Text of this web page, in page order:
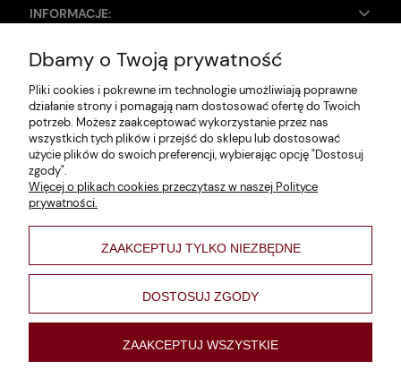
INFORMACJE:
Zwroty i reklamacje
Dane firmy
Jak szukać?
Polityka prywatności
Regulamin
Poltyka cookies
varsaviana
Nowości
Dbamy o Twoją prywatność
Pliki cookies i pokrewne im technologie umożliwiają poprawne
działanie strony i pomagają nam dostosować ofertę do Twoich
potrzeb. Możesz zaakceptować wykorzystanie przez nas
wszystkich tych plików i przejść do sklepu lub dostosować
użycie plików do swoich preferencji, wybierając opcję "Dostosuj
zgody".
Więcej o plikach cookies przeczytasz w naszej Polityce
prywatności.
ZAAKCEPTUJ TYLKO NIEZBĘDNE
DOSTOSUJ ZGODY
ZAAKCEPTUJ WSZYSTKIE